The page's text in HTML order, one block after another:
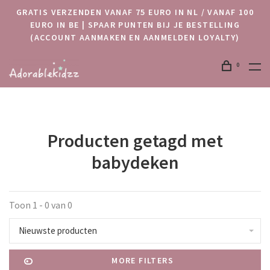
GRATIS VERZENDEN VANAF 75 EURO IN NL / VANAF 100
EURO IN BE | SPAAR PUNTEN BIJ JE BESTELLING
(ACCOUNT AANMAKEN EN AANMELDEN LOYALTY)
0
Producten getagd met
babydeken
Toon 1 - 0 van 0
Nieuwste producten
MORE FILTERS